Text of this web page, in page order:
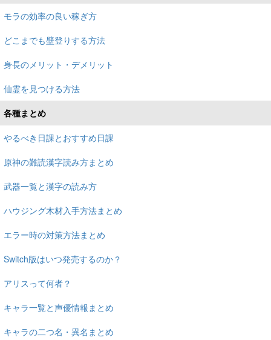
モラの効率の良い稼ぎ方
どこまでも壁登りする方法
身長のメリット・デメリット
仙霊を見つける方法
各種まとめ
やるべき日課とおすすめ日課
原神の難読漢字読み方まとめ
武器一覧と漢字の読み方
ハウジング木材入手方法まとめ
エラー時の対策方法まとめ
Switch版はいつ発売するのか？
アリスって何者？
キャラ一覧と声優情報まとめ
キャラの二つ名・異名まとめ